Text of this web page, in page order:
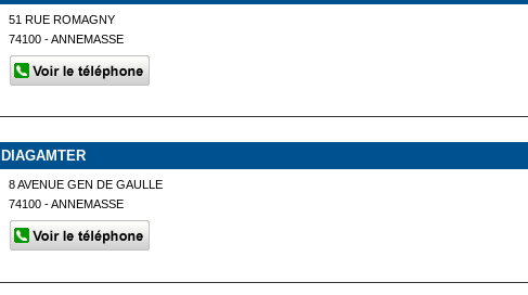
51 RUE ROMAGNY
74100 - ANNEMASSE
DIAGAMTER
8 AVENUE GEN DE GAULLE
74100 - ANNEMASSE